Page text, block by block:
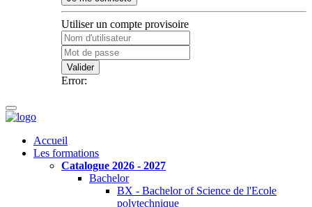
Utiliser un compte provisoire
Valider
Error:
Accueil
Les formations
Catalogue 2026 - 2027
Bachelor
BX - Bachelor of Science de l'Ecole
polytechnique